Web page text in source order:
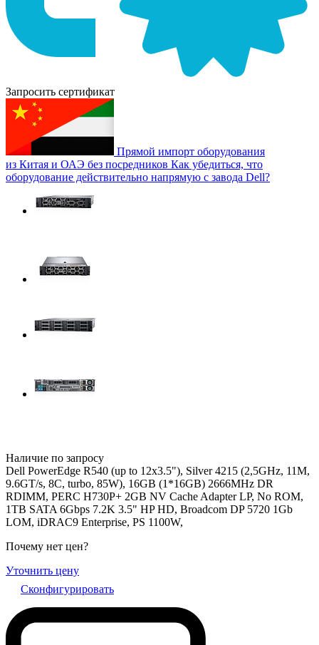
Запросить сертификат
Прямой импорт оборудования
из Китая и ОАЭ без посредников Как убедиться, что
оборудование действительно напрямую с завода Dell?
Наличие по запросу
Dell PowerEdge R540 (up to 12x3.5"), Silver 4215 (2,5GHz, 11M,
9.6GT/s, 8C, turbo, 85W), 16GB (1*16GB) 2666MHz DR
RDIMM, PERC H730P+ 2GB NV Cache Adapter LP, No ROM,
1TB SATA 6Gbps 7.2K 3.5" HP HD, Broadcom DP 5720 1Gb
LOM, iDRAC9 Enterprise, PS 1100W,
Почему нет цен?
Уточнить цену
Сконфигурировать